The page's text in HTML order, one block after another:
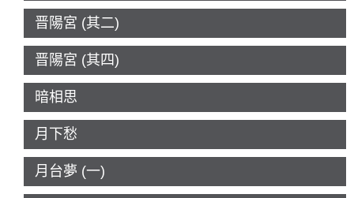
晋陽宮 (其二)
晋陽宮 (其四)
暗相思
月下愁
月台夢 (一)